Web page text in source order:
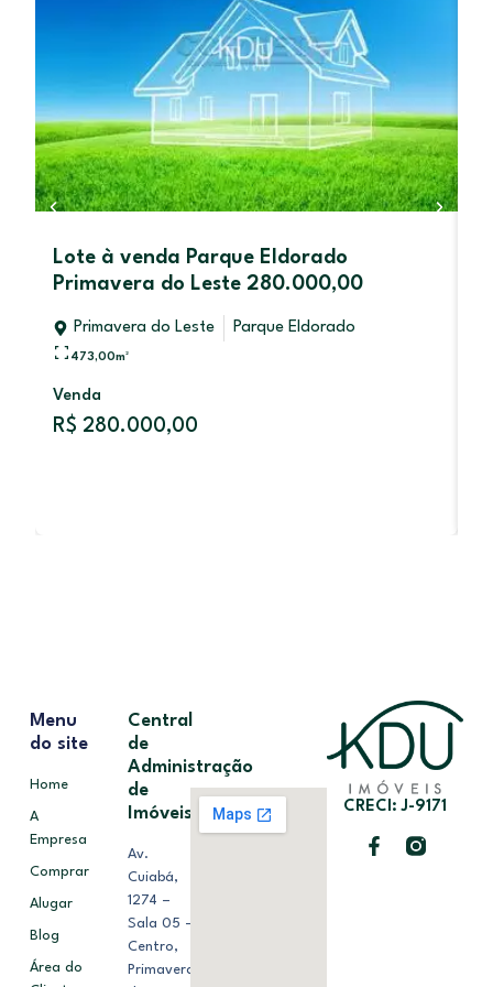
Lote à venda Parque Eldorado
Primavera do Leste 280.000,00
Primavera do Leste Parque Eldorado
473,00m²
Venda
R$ 280.000,00
CRECI: J-9171
Menu
do site
Home
A
Empresa
Comprar
Alugar
Blog
Área do
Central
de
Administração
de
Imóveis
Av.
Cuiabá,
1274 –
Sala 05 –
Centro,
Primavera